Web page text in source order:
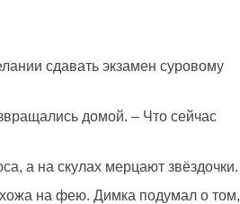
сдавать экзамен суровому
домой. – Что сейчас
а на скулах мерцают звёздочки.
на фею. Димка подумал о том,